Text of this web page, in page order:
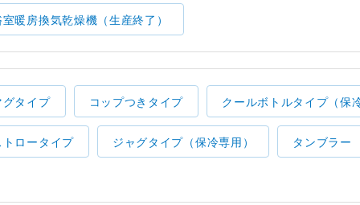
室暖房換気乾燥機（生産終了）
グタイプ コップつきタイプ クールボトルタイプ（保
トロータイプ ジャグタイプ（保冷専用） タンブラー